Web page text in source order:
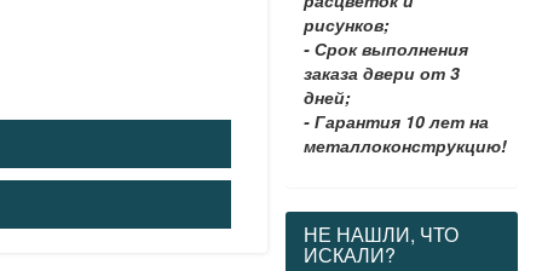
рисунков;
- Срок выполнения
заказа двери от 3
дней;
- Гарантия 10 лет на
металлоконструкцию!
НЕ НАШЛИ, ЧТО
ИСКАЛИ?